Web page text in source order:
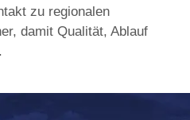
zu regionalen
damit Qualität, Ablauf